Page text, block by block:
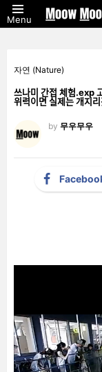
Menu
자연 (Nature)
쓰나미 간접 체험.exp
위력이면 실제는
by 무우무우